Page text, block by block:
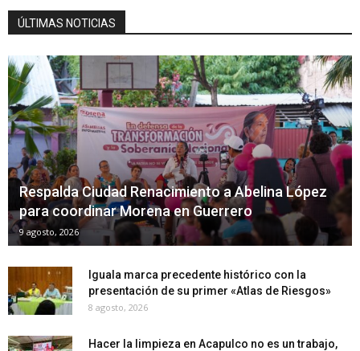
ÚLTIMAS NOTICIAS
Respalda Ciudad Renacimiento a Abelina López
para coordinar Morena en Guerrero
9 agosto, 2026
Iguala marca precedente histórico con la
presentación de su primer «Atlas de Riesgos»
8 agosto, 2026
Hacer la limpieza en Acapulco no es un trabajo,